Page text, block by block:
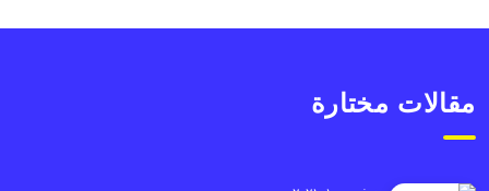
مقالات مختارة